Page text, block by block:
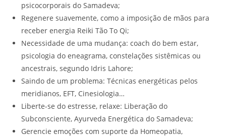
psicocorporais do Samadeva;
Regenere suavemente, como a imposição de mãos para
receber energia Reiki Tão To Qi;
Necessidade de uma mudança: coach do bem estar,
psicologia do eneagrama, constelações sistêmicas ou
ancestrais, segundo Idris Lahore;
Saindo de um problema: Técnicas energéticas pelos
meridianos, EFT, Cinesiologia…
Liberte-se do estresse, relaxe: Liberação do
Subconsciente, Ayurveda Energética do Samadeva;
Gerencie emoções com suporte da Homeopatia,